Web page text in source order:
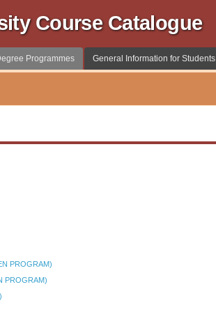
Course Catalogue
Programmes General Information for Students
PROGRAM)
PROGRAM)